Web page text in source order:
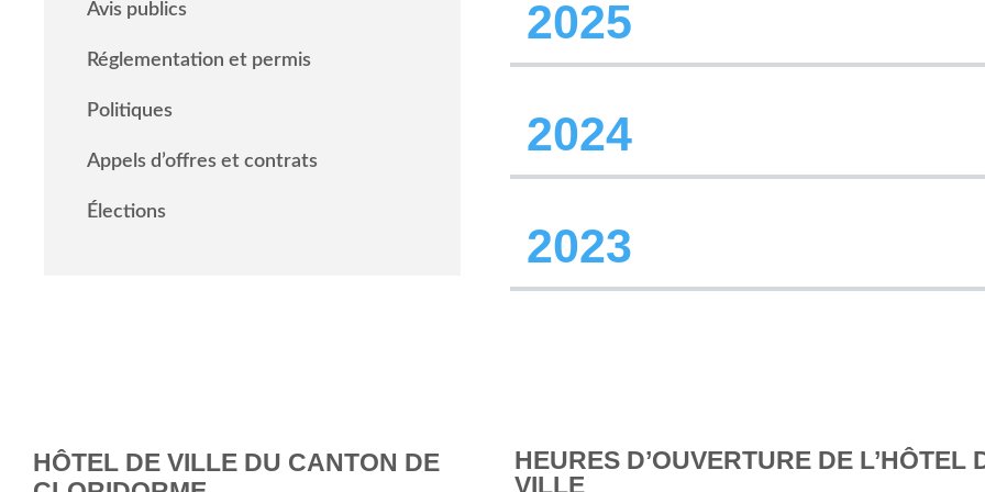
Avis publics
Réglementation et permis
Politiques
Appels d’offres et contrats
Élections
2025
2024
2023
HÔTEL DE VILLE DU CANTON DE
HEURES D’OUVERTURE DE L’HÔTEL
VILLE